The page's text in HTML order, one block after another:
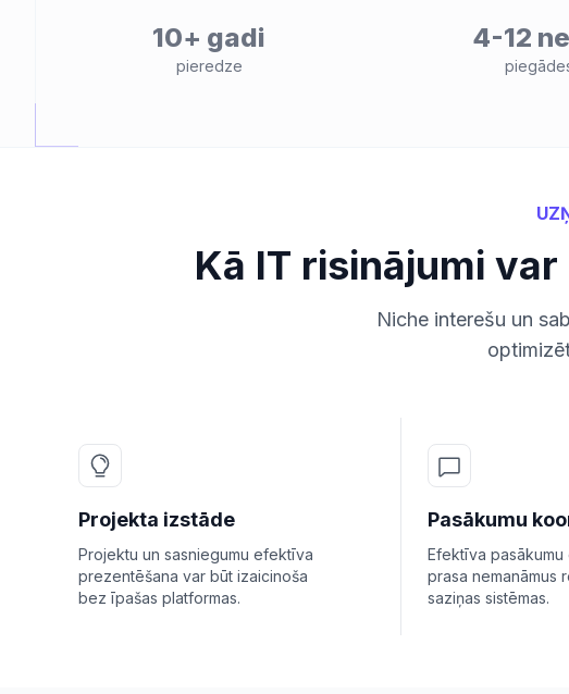
10+ gadi
pieredze
4-12
Kā IT risinājumi
Niche interešu un
Projekta izstāde
Projektu un sasniegumu efektīva
prezentēšana var būt izaicinoša
bez īpašas platformas.
Pasākumu
Efektīva pasākumu
prasa nemanāmus
saziņas sistēmas.